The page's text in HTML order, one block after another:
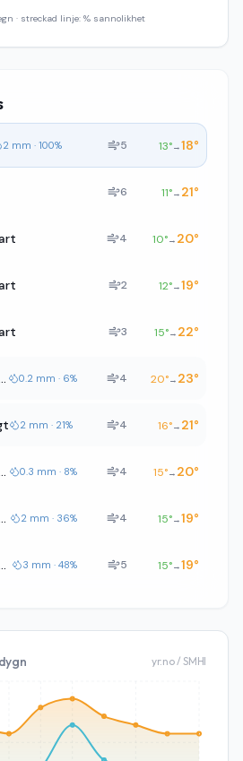
· streckad linje: % sannolikhet
2 mm · 100% 5 13°→18°
6 11°→ 21°
4 10°→ 20°
2 12°→19°
3 15°→ 22°
0.2 mm · 6% 4 20°→ 23°
2 mm · 21% 4 16°→ 21°
0.3 mm · 8% 4 15°→ 20°
2 mm · 36% 4 15°→19°
3 mm · 48% 5 15°→19°
yr.no / SMHI